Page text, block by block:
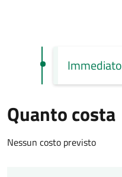
Immediato
Quanto costa
Nessun costo previsto